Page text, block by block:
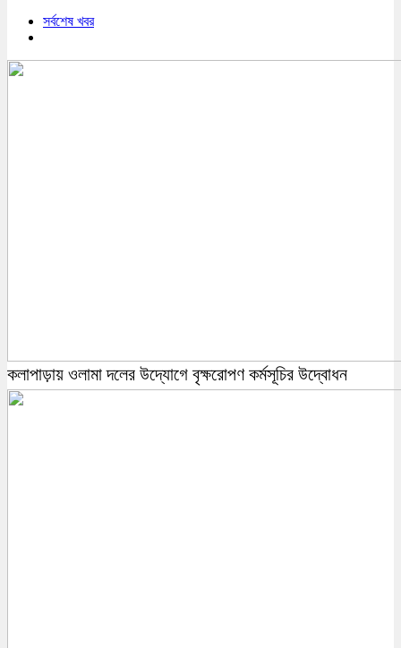
সর্বশেষ খবর
কলাপাড়ায় ওলামা দলের উদ্যোগে বৃক্ষরোপণ কর্মসূচির উদ্বোধন